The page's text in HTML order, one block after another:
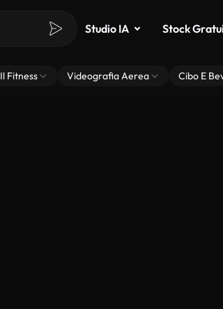
Studio IA Stock
Il Fitness Videografia Aerea Cibo E